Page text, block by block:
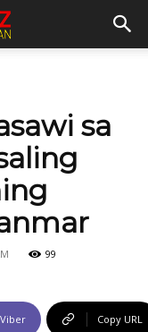
sa
99
Viber Copy URL